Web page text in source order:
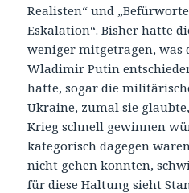
Realisten“ und
Eskalation“. Bisher hatte
weniger mitgetragen, was
Wladimir Putin
hatte, sogar die
Ukraine, zumal sie
Krieg schnell gewinnen
kategorisch dagegen
nicht gehen konnten,
für diese Haltung sieht